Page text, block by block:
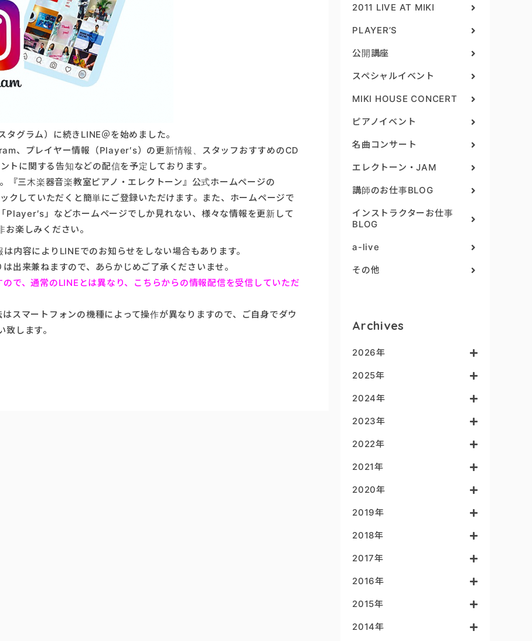
グラム）に続きLINE＠を始めました。
、プレイヤー情報（Player′s）の更新情報、スタッフおすすめのCD
に関する告知などの配信を予定しております。
三木楽器音楽教室ピアノ・エレクトーン』公式ホームページの
していただくと簡単にご登録いただけます。また、ホームページで
Player′s」などホームページでしか見れない、様々な情報を更新して
楽しみください。
内容によりLINEでのお知らせをしない場合もあります。
出来兼ねますので、あらかじめご了承くださいませ。
で、通常のLINEとは異なり、こちらからの情報配信を受信していただ
スマートフォンの機種によって操作が異なりますので、ご自身でダウ
します。
2011 LIVE AT MIKI
PLAYER’S
公開講座
スペシャルイベント
MIKI HOUSE CONCERT
ピアノイベント
名曲コンサート
エレクトーン・JAM
講師のお仕事BLOG
インストラクターお仕事
BLOG
a-live
その他
Archives
2026年
2025年
2024年
2023年
2022年
2021年
2020年
2019年
2018年
2017年
2016年
2015年
2014年